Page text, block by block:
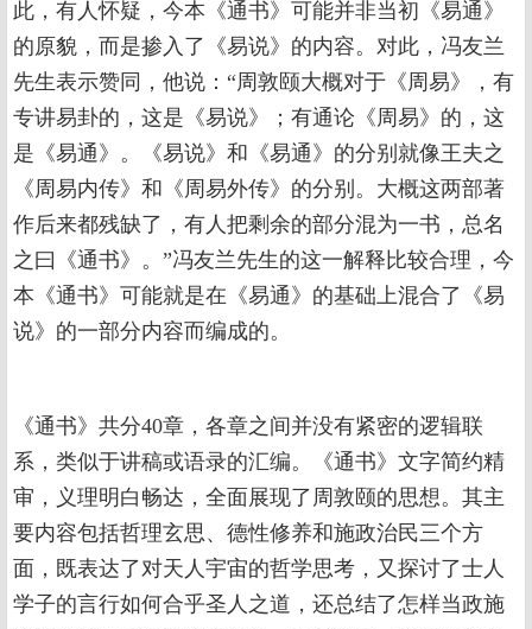
此，有人怀疑，今本《通书》可能并非当初《易通》
的原貌，而是掺入了《易说》的内容。对此，冯友兰
先生表示赞同，他说：“周敦颐大概对于《周易》，有
专讲易卦的，这是《易说》；有通论《周易》的，这
是《易通》。《易说》和《易通》的分别就像王夫之
《周易内传》和《周易外传》的分别。大概这两部著
作后来都残缺了，有人把剩余的部分混为一书，总名
之曰《通书》。”冯友兰先生的这一解释比较合理，今
本《通书》可能就是在《易通》的基础上混合了《易
说》的一部分内容而编成的。
《通书》共分40章，各章之间并没有紧密的逻辑联
系，类似于讲稿或语录的汇编。《通书》文字简约精
审，义理明白畅达，全面展现了周敦颐的思想。其主
要内容包括哲理玄思、德性修养和施政治民三个方
面，既表达了对天人宇宙的哲学思考，又探讨了士人
学子的言行如何合乎圣人之道，还总结了怎样当政施